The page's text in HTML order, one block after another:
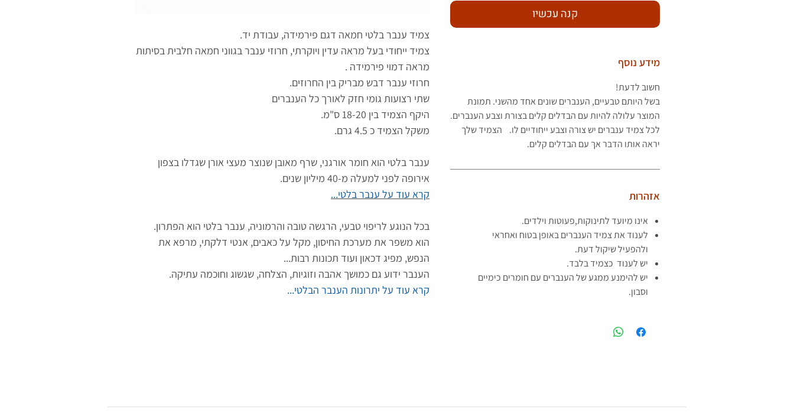
צמיד ענבר בלטי חמאה דגם פירמידה, עבודת יד.
צמיד ייחודי בעל מראה עדין ויוקרתי, חרוזי ענבר בגווני חמאה חלבית בסיתות
מראה דמוי פירמידה .
חרוזי ענבר דבש מבריק בין החרוזים.
שתי רצועות גומי חזק לאורך כל הענברים
היקף הצמיד בין 18-20 ס"מ.
משקל הצמיד כ 4.5 גרם.
ענבר בלטי הוא חומר אורגני, שרף מאובן שנוצר מעצי אורן שגדלו בצפון
אירופה לפני למעלה מ-40 מיליון שנים.
קרא עוד על ענבר בלטי...
בכל הנוגע לריפוי טבעי, הרגשה טובה והרמוניה, ענבר בלטי הוא הפתרון.
הוא משפר את מערכת החיסון, מקל על כאבים, אנטי דלקתי, מרפא את
הנפש, מפיג דכאון ועוד תכונות רבות...
הענבר ידוע גם כמושך אהבה וזוגיות, הצלחה, שגשוג וחוכמה עתיקה.
קרא עוד על יתרונות הענבר הבלטי...
קנה עכשיו
מידע נוסף
חשוב לדעת!
בשל היותם טבעיים, הענברים שונים אחד מהשני. תמונת
המוצר עלולה להיות עם הבדלים קלים בצורת וצבע הענברים.
לכל צמיד ענברים יש צורה וצבע ייחודיים לו. הצמיד שלך
יראה אותו הדבר אך עם הבדלים קלים.
אזהרות
אינו מיועד לתינוקות,פעוטות וילדים.
לענוד את צמיד הענברים באופן בטוח ואחראי
ולהפעיל שיקול דעת.
יש לענוד כצמיד בלבד.
יש להימנע ממגע של הענברים עם חומרים כימיים
וסבון.